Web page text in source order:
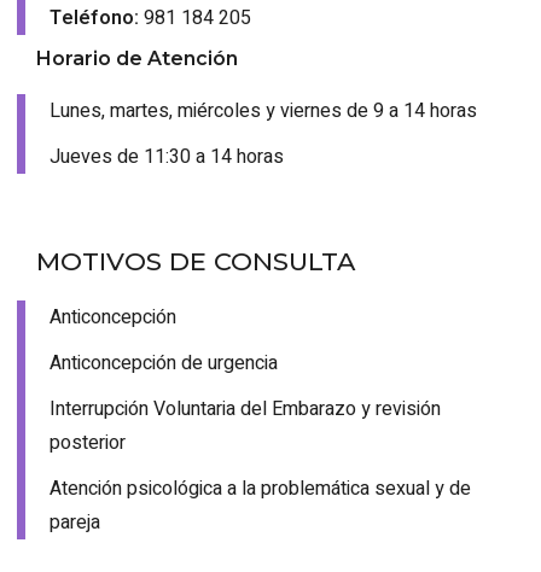
Teléfono: 981 184 205
Horario de Atención
Lunes, martes, miércoles y viernes de 9 a 14 horas
Jueves de 11:30 a 14 horas
MOTIVOS DE CONSULTA
Anticoncepción
Anticoncepción de urgencia
Interrupción Voluntaria del Embarazo y revisión
posterior
Atención psicológica a la problemática sexual y de
pareja